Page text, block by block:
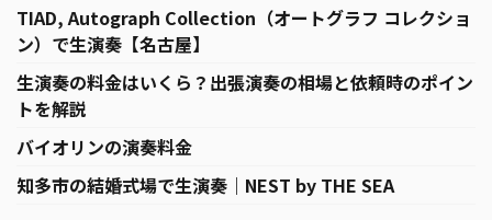
TIAD, Autograph Collection（オートグラフ コレクショ
ン）で生演奏【名古屋】
生演奏の料金はいくら？出張演奏の相場と依頼時のポイン
トを解説
バイオリンの演奏料金
知多市の結婚式場で生演奏｜NEST by THE SEA